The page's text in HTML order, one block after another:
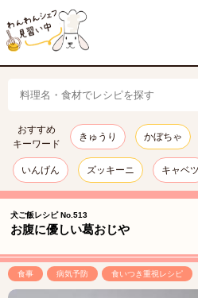
おすすめ
キーワード
きゅうり かぼちゃ
いんげん ズッキーニ キャベツ
犬ご飯レシピ No.513
お腹に優しい葛おじや
食事 病気予防 食いつき重視レシピ